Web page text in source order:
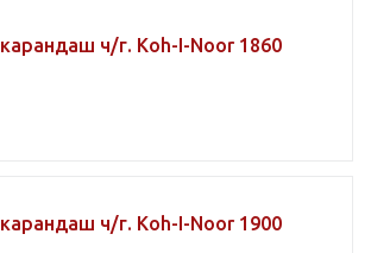
карандаш ч/г. Koh-I-Noor 1860
карандаш ч/г. Koh-I-Noor 1900